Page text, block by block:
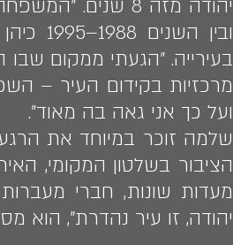
בעירייה. ״הגעתי ממקום
מרכזיות בקידום העיר –
ועל כך אני גאה בה מאוד".
שלמה זוכר במיוחד את
הציבור בשלטון המקומי,
מעדות שונות, חברי
יהודה, זו עיר נהדרת", הוא